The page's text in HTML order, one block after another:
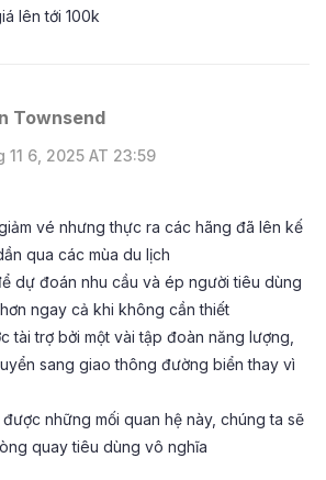
lên tới 100k
Townsend
11 6, 2025 AT 23:59
vé nhưng thực ra các hãng đã lên kế
qua các mùa du lịch
dự đoán nhu cầu và ép người tiêu dùng
ngay cả khi không cần thiết
tài trợ bởi một vài tập đoàn năng lượng,
sang giao thông đường biển thay vì
những mối quan hệ này, chúng ta sẽ
quay tiêu dùng vô nghĩa